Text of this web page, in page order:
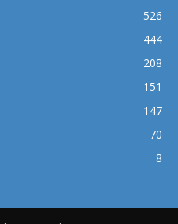
526
444
208
151
147
70
8